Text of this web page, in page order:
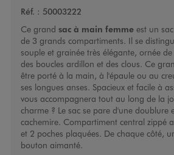
Réf. : 50003222
Ce grand sac à main femmeest un
de 3 grands compartiments. Il se
souple et grainée très élégante, ornée
des boucles ardillon et des clous. Ce
être porté à la main, à l'épaule ou au
ses longues anses. Spacieux et facile à
vous accompagnera tout au long de la
charme ? Le sac se pare d'une doublure
cachemire. Compartiment central zippé
et 2 poches plaquées. De chaque côté,
bouton aimanté.